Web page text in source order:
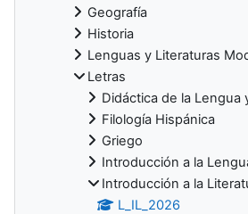
Geografía
Historia
Lenguas y Literaturas
Letras
Didáctica de la Lengua
Filología Hispánica
Griego
Introducción a la
Introducción a la
L_IL_2026